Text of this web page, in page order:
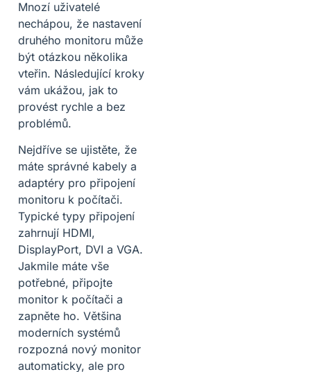
Mnozí uživatelé
nechápou, že nastavení
druhého monitoru může
být otázkou několika
vteřin. Následující kroky
vám ukážou, jak to
provést rychle a bez
problémů.
Nejdříve se ujistěte, že
máte správné kabely a
adaptéry pro připojení
monitoru k počítači.
Typické typy připojení
zahrnují HDMI,
DisplayPort, DVI a VGA.
Jakmile máte vše
potřebné, připojte
monitor k počítači a
zapněte ho. Většina
moderních systémů
rozpozná nový monitor
automaticky, ale pro